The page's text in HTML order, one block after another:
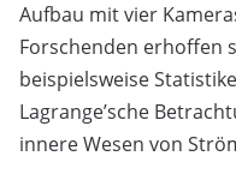
Aufbau mit vier
Forschenden erhoffen
beispielsweise
Lagrange’sche
innere Wesen von